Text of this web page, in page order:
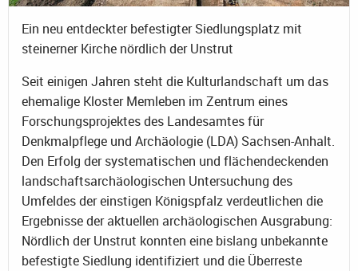
Ein neu entdeckter befestigter Siedlungsplatz mit
steinerner Kirche nördlich der Unstrut
Seit einigen Jahren steht die Kulturlandschaft um das
ehemalige Kloster Memleben im Zentrum eines
Forschungsprojektes des Landesamtes für
Denkmalpflege und Archäologie (LDA) Sachsen-Anhalt.
Den Erfolg der systematischen und flächendeckenden
landschaftsarchäologischen Untersuchung des
Umfeldes der einstigen Königspfalz verdeutlichen die
Ergebnisse der aktuellen archäologischen Ausgrabung:
Nördlich der Unstrut konnten eine bislang unbekannte
befestigte Siedlung identifiziert und die Überreste